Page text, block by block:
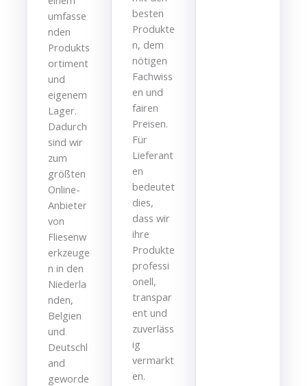
umfasse
nden
Produkts
ortiment
und
eigenem
Lager.
Dadurch
sind wir
zum
größten
Online-
Anbieter
von
Fliesenw
erkzeuge
n in den
Niederla
nden,
Belgien
und
Deutschl
and
geworde
besten
Produkte
n, dem
nötigen
Fachwiss
en und
fairen
Preisen.
Für
Lieferant
en
bedeutet
dies,
dass wir
ihre
Produkte
professi
onell,
transpar
ent und
zuverläss
ig
vermarkt
en.